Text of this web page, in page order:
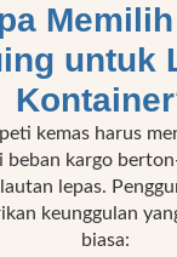
untuk
kemas harus
beban kargo
lepas.
keunggulan
biasa: